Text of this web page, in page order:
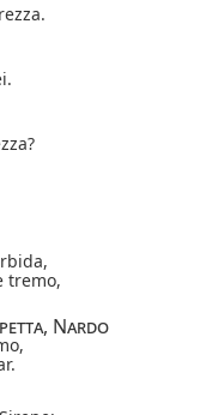
tremo,
Nardo